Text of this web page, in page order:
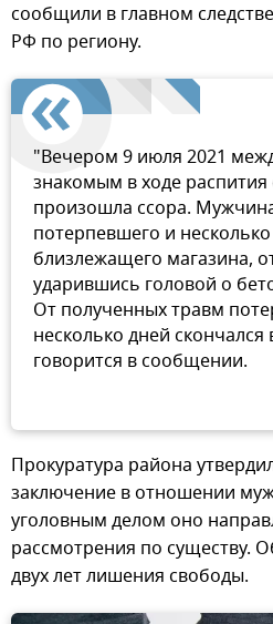
сообщили в главном
РФ по региону.
"Вечером 9 июля 2021
знакомым в ходе
произошла ссора.
потерпевшего и
близлежащего магазина,
ударившись головой о
От полученных травм
несколько дней
говорится в сообщении.
Прокуратура района
заключение в отношении
уголовным делом оно
рассмотрения по существу.
двух лет лишения свободы.